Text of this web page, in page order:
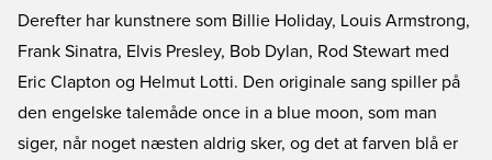
Derefter har kunstnere som Billie Holiday, Louis Armstrong,
Frank Sinatra, Elvis Presley, Bob Dylan, Rod Stewart med
Eric Clapton og Helmut Lotti. Den originale sang spiller på
den engelske talemåde once in a blue moon, som man
siger, når noget næsten aldrig sker, og det at farven blå er